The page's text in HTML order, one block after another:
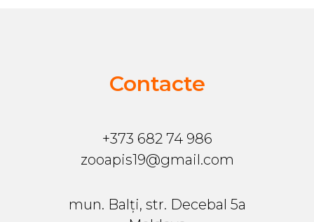
Contacte
+373 682 74 986
zooapis19@gmail.com
mun. Balți, str. Decebal 5a